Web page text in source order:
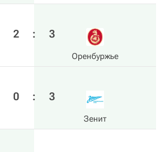
2 : 3
Оренбуржье
0 : 3
Зенит